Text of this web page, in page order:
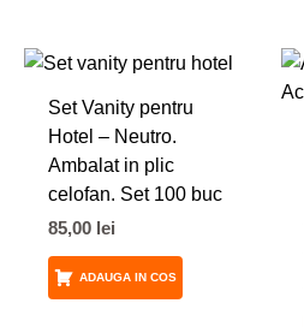
Set Vanity pentru
Hotel – Neutro.
Ambalat in plic
celofan. Set 100 buc
85,00 lei
ADAUGA IN COS